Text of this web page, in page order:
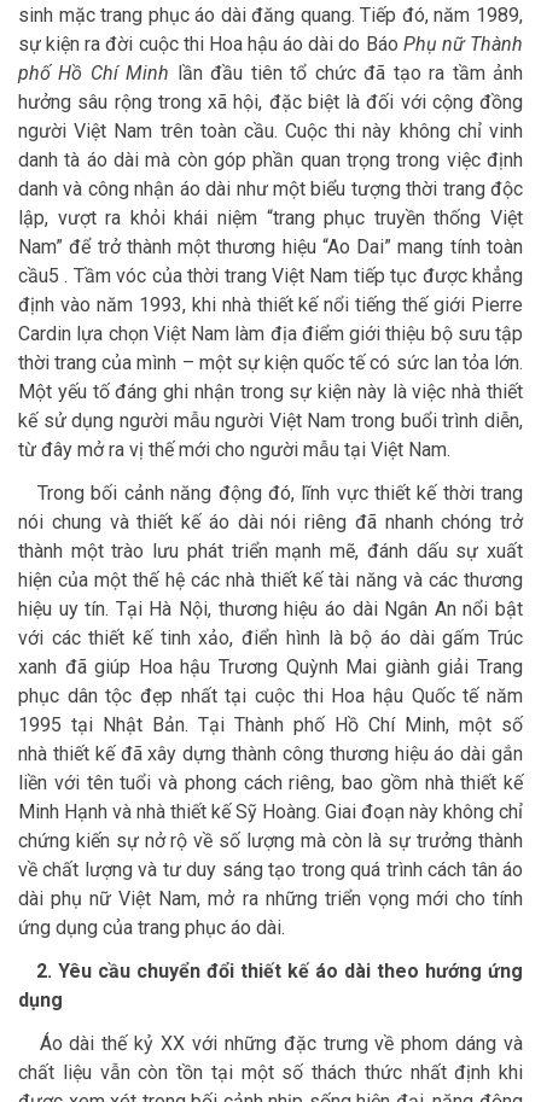
sinh mặc trang phục áo dài đăng quang. Tiếp đó, năm 1989,
sự kiện ra đời cuộc thi Hoa hậu áo dài do Báo Phụ nữ Thành
phố Hồ Chí Minh lần đầu tiên tổ chức đã tạo ra tầm ảnh
hưởng sâu rộng trong xã hội, đặc biệt là đối với cộng đồng
người Việt Nam trên toàn cầu. Cuộc thi này không chỉ vinh
danh tà áo dài mà còn góp phần quan trọng trong việc định
danh và công nhận áo dài như một biểu tượng thời trang độc
lập, vượt ra khỏi khái niệm “trang phục truyền thống Việt
Nam” để trở thành một thương hiệu “Ao Dai” mang tính toàn
cầu5 . Tầm vóc của thời trang Việt Nam tiếp tục được khẳng
định vào năm 1993, khi nhà thiết kế nổi tiếng thế giới Pierre
Cardin lựa chọn Việt Nam làm địa điểm giới thiệu bộ sưu tập
thời trang của mình – một sự kiện quốc tế có sức lan tỏa lớn.
Một yếu tố đáng ghi nhận trong sự kiện này là việc nhà thiết
kế sử dụng người mẫu người Việt Nam trong buổi trình diễn,
từ đây mở ra vị thế mới cho người mẫu tại Việt Nam.
Trong bối cảnh năng động đó, lĩnh vực thiết kế thời trang
nói chung và thiết kế áo dài nói riêng đã nhanh chóng trở
thành một trào lưu phát triển mạnh mẽ, đánh dấu sự xuất
hiện của một thế hệ các nhà thiết kế tài năng và các thương
hiệu uy tín. Tại Hà Nội, thương hiệu áo dài Ngân An nổi bật
với các thiết kế tinh xảo, điển hình là bộ áo dài gấm Trúc
xanh đã giúp Hoa hậu Trương Quỳnh Mai giành giải Trang
phục dân tộc đẹp nhất tại cuộc thi Hoa hậu Quốc tế năm
1995 tại Nhật Bản. Tại Thành phố Hồ Chí Minh, một số
nhà thiết kế đã xây dựng thành công thương hiệu áo dài gắn
liền với tên tuổi và phong cách riêng, bao gồm nhà thiết kế
Minh Hạnh và nhà thiết kế Sỹ Hoàng. Giai đoạn này không chỉ
chứng kiến sự nở rộ về số lượng mà còn là sự trưởng thành
về chất lượng và tư duy sáng tạo trong quá trình cách tân áo
dài phụ nữ Việt Nam, mở ra những triển vọng mới cho tính
ứng dụng của trang phục áo dài.
2. Yêu cầu chuyển đổi thiết kế áo dài theo hướng ứng
dụng
Áo dài thế kỷ XX với những đặc trưng về phom dáng và
chất liệu vẫn còn tồn tại một số thách thức nhất định khi